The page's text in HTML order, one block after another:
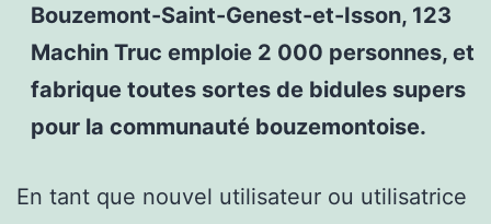
Bouzemont-Saint-Genest-et-Isson, 123
Machin Truc emploie 2 000 personnes, et
fabrique toutes sortes de bidules supers
pour la communauté bouzemontoise.
En tant que nouvel utilisateur ou utilisatrice